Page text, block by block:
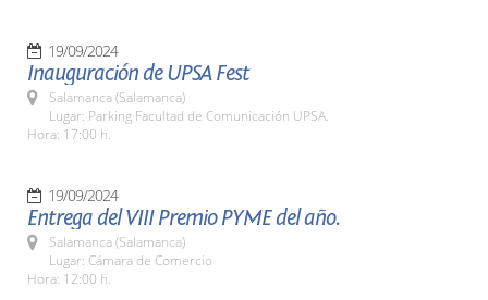
19/09/2024
Inauguración de UPSA Fest
Salamanca (Salamanca)
Lugar: Parking Facultad de Comunicación UPSA.
Hora: 17:00 h.
19/09/2024
Entrega del VIII Premio PYME del año.
Salamanca (Salamanca)
Lugar: Cámara de Comercio
Hora: 12:00 h.